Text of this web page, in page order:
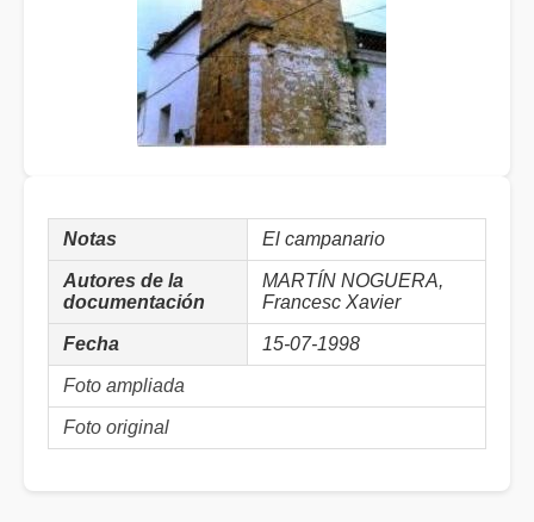
Notas El campanario
Autores de la
documentación
MARTÍN NOGUERA,
Francesc Xavier
Fecha 15-07-1998
Foto ampliada
Foto original